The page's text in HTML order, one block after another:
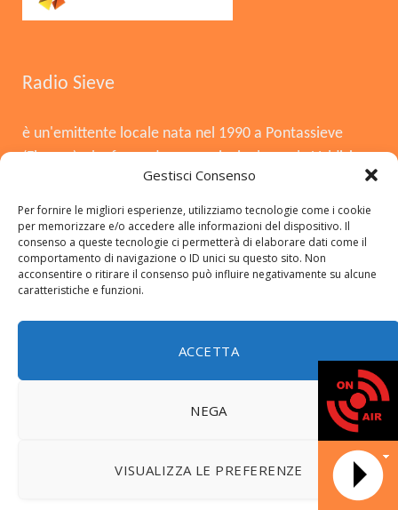
Gestisci Consenso
Per fornire le migliori esperienze, utilizziamo tecnologie come i cookie
per memorizzare e/o accedere alle informazioni del dispositivo. Il
consenso a queste tecnologie ci permetterà di elaborare dati come il
comportamento di navigazione o ID unici su questo sito. Non
acconsentire o ritirare il consenso può influire negativamente su alcune
caratteristiche e funzioni.
ACCETTA
NEGA
VISUALIZZA LE PREFERENZE
Radio Sieve
è un'emittente locale nata nel 1990 a Pontassieve
(Firenze), che funge da voce principale per la Valdisieve
e il Mugello. Dopo la chiusura nel 2008, è tornata in
onda il 3 agosto 2015, offrendo musica, notizie locali,
cronaca e approfondimenti. Si distingue per essere
una radio del territorio, con una forte presenza in FM,
DAB+ e sui social.
Copyright © 2026 radiosieve.it
LA NOSTRA STORIA FREQUENZE
CONTATTI
Riascolta il Notiziario locale